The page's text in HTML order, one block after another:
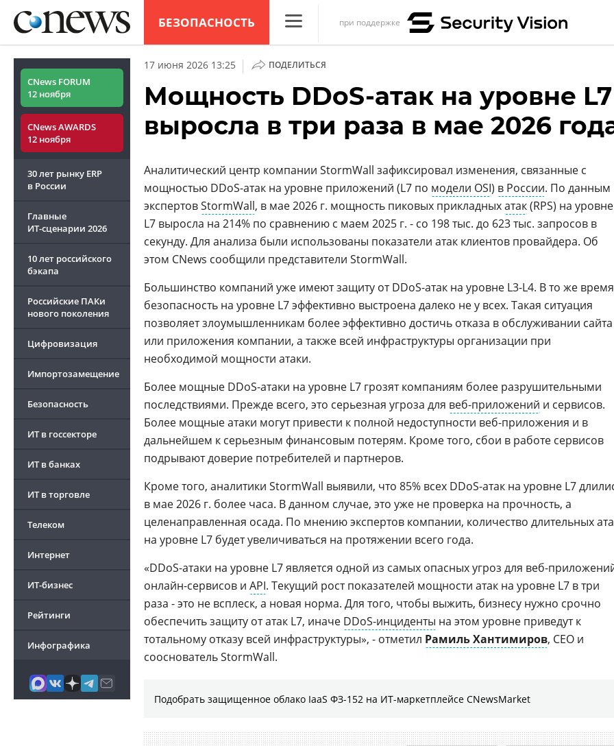
БЕЗОПАСНОСТЬ
Конференции
Маркет
ТВ
при поддержке
CNews FORUM
12 ноября
CNews AWARDS
12 ноября
30 лет рынку ERP
в России
Главные
ИТ-сценарии 2026
10 лет российского
бэкапа
Российские ПАКи
нового поколения
Цифровизация
Импортозамещение
Безопасность
ИТ в госсекторе
ИТ в банках
ИТ в торговле
Телеком
Интернет
ИТ-бизнес
Рейтинги
Инфографика
17 июня 2026 13:25 | ПОДЕЛИТЬСЯ
Мощность DDoS-атак на уровне L7
выросла в три раза в мае 2026
Аналитический центр компании StormWall зафиксировал изменения, связанные с
мощностью DDoS-атак на уровне приложений (L7 по модели OSI) в России. По данным
экспертовStormWall, в мае 2026 г. мощность пиковых прикладныхатак(RPS) на уровне
L7 выросла на 214% по сравнению с маем 2025 г. - со 198 тыс. до 623 тыс. запросов в
секунду. Для анализа были использованы показатели атак клиентов провайдера. Об
этом CNews сообщили представители StormWall.
Большинство компаний уже имеют защиту от DDoS-атак на уровне L3-L4. В то же время
безопасность на уровне L7 эффективно выстроена далеко не у всех. Такая ситуация
позволяет злоумышленникам более эффективно достичь отказа в обслуживании сайта
или приложения компании, а также всей инфраструктуры организации при
необходимой мощности атаки.
Более мощные DDoS-атаки на уровне L7 грозят компаниям более разрушительными
последствиями. Прежде всего, это серьезная угроза для веб-приложений и сервисов.
Более мощные атаки могут привести к полной недоступности веб-приложения и в
дальнейшем к серьезным финансовым потерям. Кроме того, сбои в работе сервисов
подрывают доверие потребителей и партнеров.
Кроме того, аналитики StormWall выявили, что 85% всех DDoS-атак на уровне L7
в мае 2026 г. более часа. В данном случае, это уже не проверка на прочность, а
целенаправленная осада. По мнению экспертов компании, количество длительных
на уровне L7 будет увеличиваться на протяжении всего года.
«DDoS-атаки на уровне L7 является одной из самых опасных угроз для веб-
онлайн-сервисов и API. Текущий рост показателей мощности атак на уровне L7 в три
раза - это не всплеск, а новая норма. Для того, чтобы выжить, бизнесу нужно срочно
обеспечить защиту от атак L7, иначе DDoS-инциденты на этом уровне приведут к
тотальному отказу всей инфраструктуры», - отметил Рамиль Хантимиров, CEO и
сооснователь StormWall.
Подобрать защищенное облако IaaS ФЗ-152 на ИТ-маркетплейсе CNewsMarket